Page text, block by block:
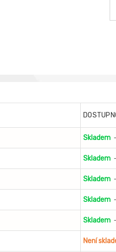
Skladem
Skladem
Skladem
Skladem
Skladem
Není